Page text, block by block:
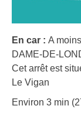
En car : A
DAME-DE-
Cet arrêt est
Le Vigan
Environ 3 min